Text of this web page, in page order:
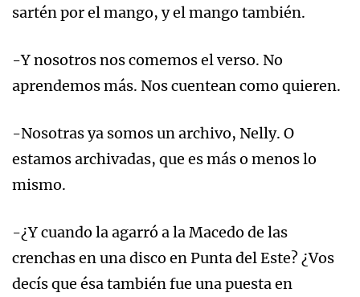
sartén por el mango, y el mango también.
-Y nosotros nos comemos el verso. No
aprendemos más. Nos cuentean como quieren.
-Nosotras ya somos un archivo, Nelly. O
estamos archivadas, que es más o menos lo
mismo.
-¿Y cuando la agarró a la Macedo de las
crenchas en una disco en Punta del Este? ¿Vos
decís que ésa también fue una puesta en